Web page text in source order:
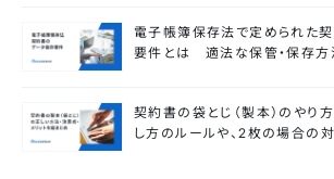
電子帳簿保存法で定められた契
要件とは 適法な保管・保存方
契約書の袋とじ（製本）のやり
し方のルールや、2枚の場合の